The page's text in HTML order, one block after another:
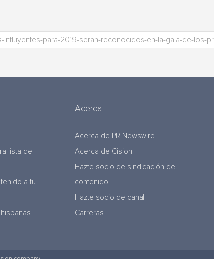
lista de
a tu
Acerca
Acerca de PR Newswire
Acerca de Cision
Hazte socio de sindicación de
contenido
Hazte socio de canal
Carreras